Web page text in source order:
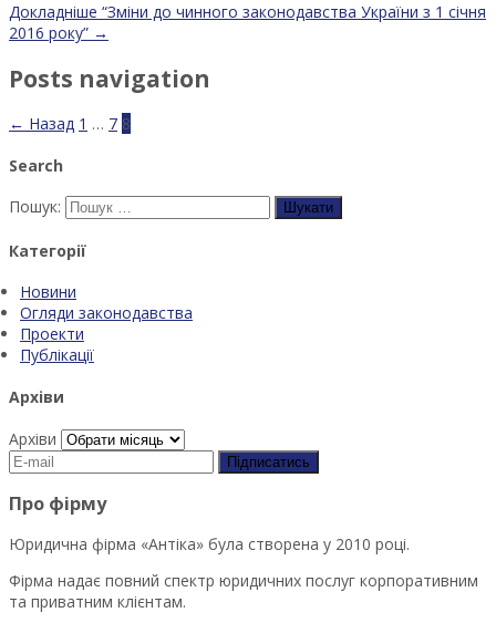
Докладніше “Зміни до чинного законодавства України з 1 січня
2016 року” →
Posts navigation
← Назад 1 … 7 8
Search
Пошук:
Категорії
Новини
Огляди законодавства
Проекти
Публікації
Архіви
Архіви
Про фірму
Юридична фірма «Антіка» була створена у 2010 році.
Фірма надає повний спектр юридичних послуг корпоративним
та приватним клієнтам.